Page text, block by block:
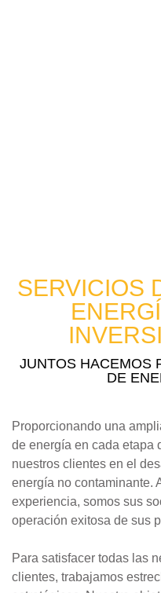
SERVICIOS
JUNTOS HACEMOS
DE
Proporcionando una
de energía en cada etapa
nuestros clientes en el
energía no contaminante.
experiencia, somos sus
operación exitosa de sus
Para satisfacer todas las
clientes, trabajamos